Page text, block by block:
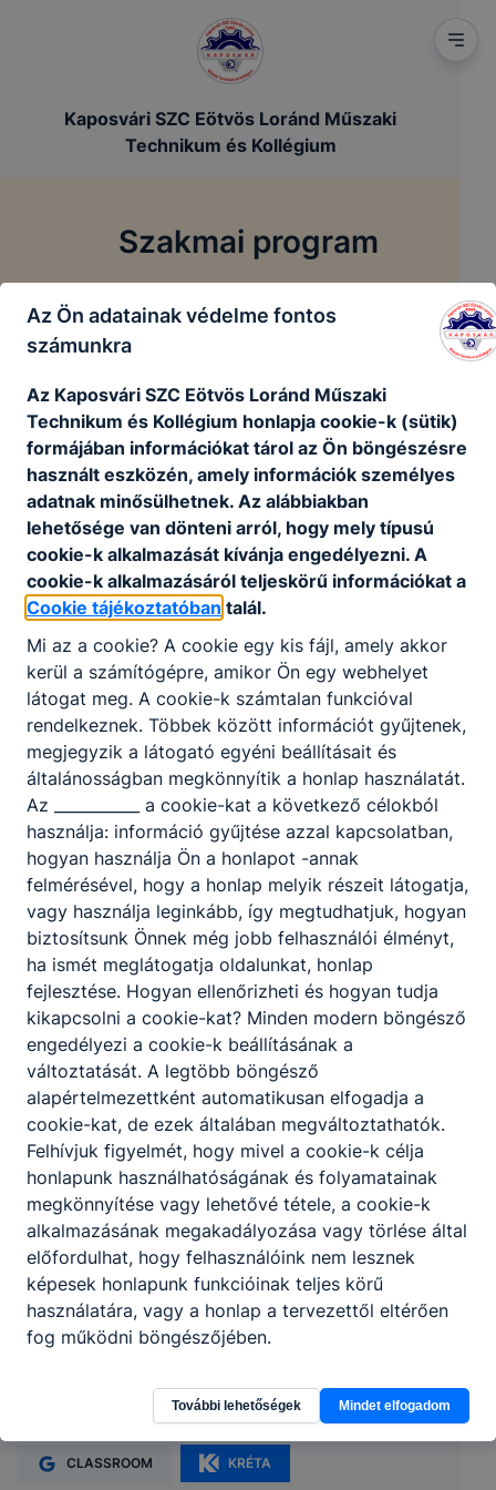
Kaposvári SZC Eötvös Loránd Műszaki
Technikum és Kollégium
Szakmai program
Főoldal / Szakmai dokumentumok / Szakmai program
.
Eötvös_Szakmai_program_2026_03_16.pdf
Letöltés
Partnereink
Kaposvári SZC Eötvös Loránd Műszaki
Technikum és Kollégium
7400 Kaposvár, Pázmány Péter utca 17.
CLASSROOM KRÉTA
Az Ön adatainak védelme fontos
számunkra
Az Kaposvári SZC Eötvös Loránd Műszaki
Technikum és Kollégium honlapja cookie-k (sütik)
formájában információkat tárol az Ön böngészésre
használt eszközén, amely információk személyes
adatnak minősülhetnek. Az alábbiakban
lehetősége van dönteni arról, hogy mely típusú
cookie-k alkalmazását kívánja engedélyezni. A
cookie-k alkalmazásáról teljeskörű információkat a
Cookie tájékoztatóban talál.
Mi az a cookie? A cookie egy kis fájl, amely akkor
kerül a számítógépre, amikor Ön egy webhelyet
látogat meg. A cookie-k számtalan funkcióval
rendelkeznek. Többek között információt gyűjtenek,
megjegyzik a látogató egyéni beállításait és
általánosságban megkönnyítik a honlap használatát.
Az ___________ a cookie-kat a következő célokból
használja: információ gyűjtése azzal kapcsolatban,
hogyan használja Ön a honlapot -annak
felmérésével, hogy a honlap melyik részeit látogatja,
vagy használja leginkább, így megtudhatjuk, hogyan
biztosítsunk Önnek még jobb felhasználói élményt,
ha ismét meglátogatja oldalunkat, honlap
fejlesztése. Hogyan ellenőrizheti és hogyan tudja
kikapcsolni a cookie-kat? Minden modern böngésző
engedélyezi a cookie-k beállításának a
változtatását. A legtöbb böngésző
alapértelmezettként automatikusan elfogadja a
cookie-kat, de ezek általában megváltoztathatók.
Felhívjuk figyelmét, hogy mivel a cookie-k célja
honlapunk használhatóságának és folyamatainak
megkönnyítése vagy lehetővé tétele, a cookie-k
alkalmazásának megakadályozása vagy törlése által
előfordulhat, hogy felhasználóink nem lesznek
képesek honlapunk funkcióinak teljes körű
használatára, vagy a honlap a tervezettől eltérően
fog működni böngészőjében.
További lehetőségek Mindet elfogadom